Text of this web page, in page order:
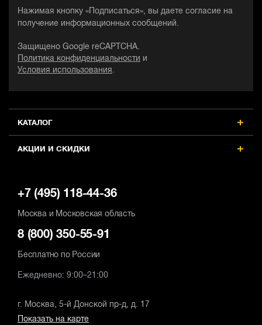
КАТАЛОГ
АКЦИИ И СКИДКИ
Нажимая кнопку «Подписаться», вы даете согласие на
получение информационных сообщений.
Защищено Google reCAPTCHA.
Политика конфиденциальности
и
Условия использования .
+7 (495) 118-44-36
Москва и Московская область
8 (800) 350-55-91
Бесплатно по России
Ежедневно: 9:00–21:00
г. Москва, 5-й Донской пр-д, д. 17
Показать на карте